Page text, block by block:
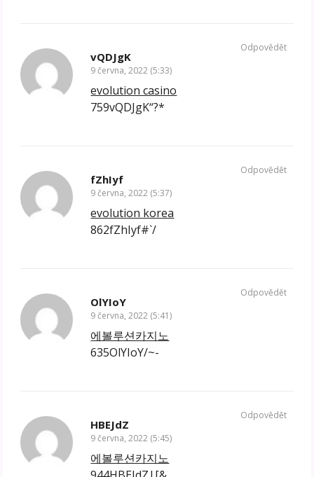
vQDJgK
9 června, 2022 (5:33)
evolution casino
759vQDJgK“?*
Odpovědět
fZhIyf
9 června, 2022 (5:37)
evolution korea
862fZhIyf#`/
Odpovědět
OlYIoY
9 června, 2022 (5:41)
에볼루션카지노
635OlYIoY/~-
Odpovědět
HBEJdZ
9 června, 2022 (5:45)
에볼루션카지노
Odpovědět